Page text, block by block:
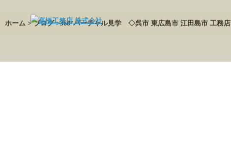
ホーム >ブログ>360°バーチャル見学 ◇呉市 東広島市 江田島市 工務店